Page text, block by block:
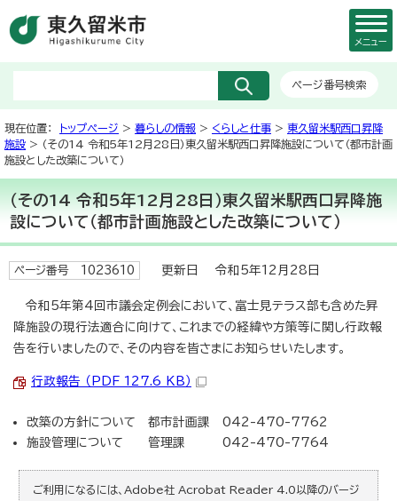
ページ番号検索
メニュー
現在位置： トップページ > 暮らしの情報 > くらしと仕事 > 東久留米駅西口昇降
施設 > （その14 令和5年12月28日）東久留米駅西口昇降施設について（都市計画
施設とした改築について）
（その14 令和5年12月28日）東久留米駅西口昇降施
設について（都市計画施設とした改築について）
ページ番号 1023610 更新日 令和5年12月28日
令和5年第4回市議会定例会において、富士見テラス部も含めた昇
降施設の現行法適合に向けて、これまでの経緯や方策等に関し行政報
告を行いましたので、その内容を皆さまにお知らせいたします。
行政報告 （PDF 127.6 KB）
改築の方針について 都市計画課 042-470-7762
施設管理について 管理課 042-470-7764
ご利用になるには、Adobe社 Acrobat Reader 4.0以降のバージ